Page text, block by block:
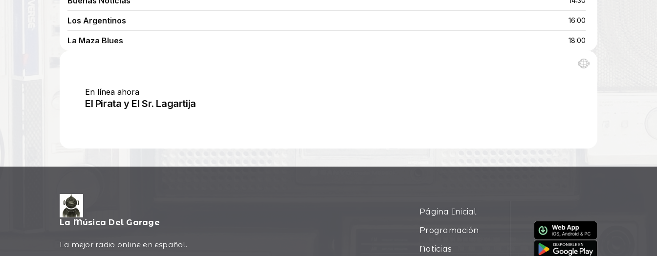
La Música Del Garage
La mejor radio online en español.
Página Inicial
Programación
Noticias